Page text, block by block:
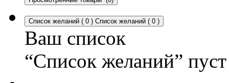
Список желаний ( 0 ) Список желаний ( 0 )
Ваш список
“Список желаний” пуст